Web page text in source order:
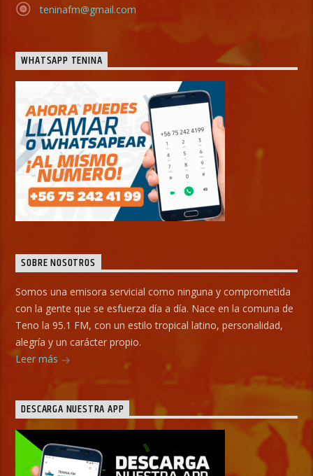
teninafm@gmail.com
WHATSAPP TENINA
SOBRE NOSOTROS
Somos una emisora servicial como ninguna y comprometida
con la gente que se esfuerza día a día. Nace en la comuna de
Teno la 95.1 FM, con un estilo tropical latino, personalidad,
alegría y un carácter propio.
Leer más
DESCARGA NUESTRA APP